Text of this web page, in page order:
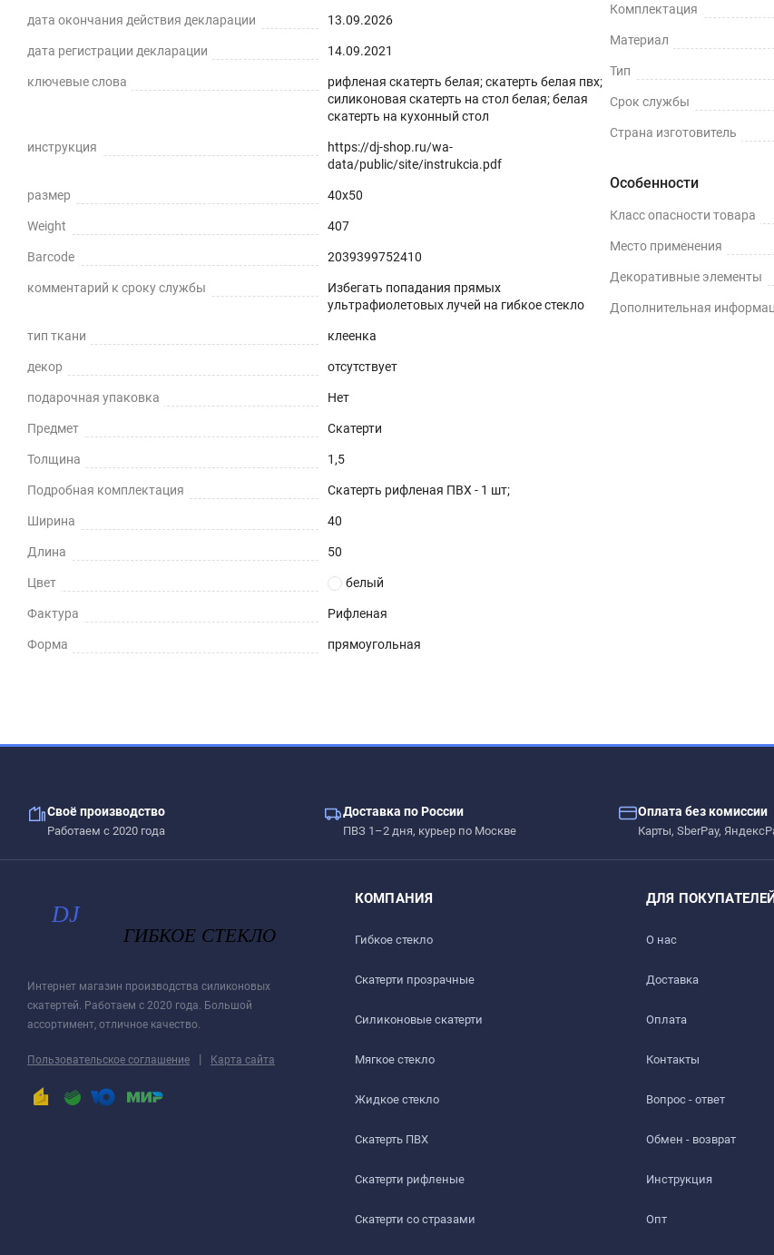
дата окончания действия декларации 13.09.2026
дата регистрации декларации 14.09.2021
ключевые слова
рифленая скатерть белая; скатерть белая пвх;
силиконовая скатерть на стол белая; белая
скатерть на кухонный стол
инструкция
https://dj-shop.ru/wa-
data/public/site/instrukcia.pdf
размер 40x50
Weight 407
Barcode 2039399752410
комментарий к сроку службы
Избегать попадания прямых
ультрафиолетовых лучей на гибкое стекло
тип ткани клеенка
декор отсутствует
подарочная упаковка Нет
Предмет Скатерти
Толщина 1,5
Подробная комплектация Скатерть рифленая ПВХ - 1 шт;
Ширина 40
Длина 50
Цвет белый
Фактура Рифленая
Форма прямоугольная
Комплектация
Материал
Тип
Срок службы
Страна изготовитель
Особенности
Класс опасности товара
Место применения
Декоративные элементы
Дополнительная
Своё производство
Работаем с 2020 года
Доставка по России
ПВЗ 1–2 дня, курьер по Москве
Оплата без комиссии
Карты, SberPay,
Интернет магазин производства силиконовых
скатертей. Работаем с 2020 года. Большой
ассортимент, отличное качество.
Пользовательское соглашение | Карта сайта
КОМПАНИЯ
Гибкое стекло
Скатерти прозрачные
Силиконовые скатерти
Мягкое стекло
Жидкое стекло
Скатерть ПВХ
Скатерти рифленые
Скатерти со стразами
ДЛЯ
О нас
Доставка​
Оплата
Контакты
Вопрос - ответ
Обмен - возврат
Инструкция
Опт